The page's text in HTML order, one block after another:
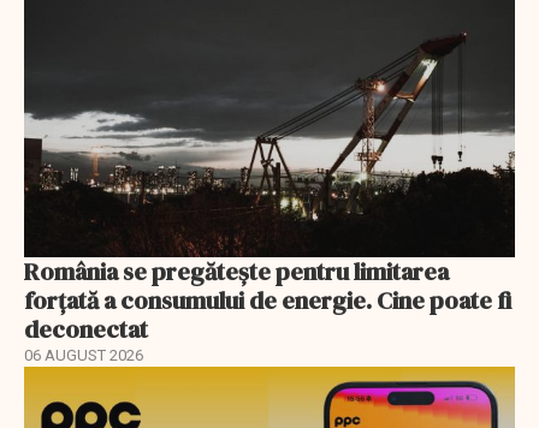
România se pregătește pentru limitarea
forțată a consumului de energie. Cine poate fi
deconectat
06 AUGUST 2026